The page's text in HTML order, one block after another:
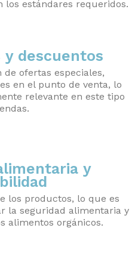
los estándares requeridos.
y descuentos
ofertas especiales,
en el punto de venta, lo
relevante en este tipo
y
los productos, lo que es
la seguridad alimentaria y
alimentos orgánicos.